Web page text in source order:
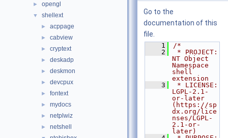
► opengl
▼ shellext
► acppage
► cabview
► cryptext
► deskadp
► deskmon
► devcpux
► fontext
► mydocs
► netplwiz
► netshell
Go to the
documentation of this
file.
    1
/*
    2
* PROJECT:
NT Object
Namespace
shell
extension
    3
* LICENSE:
LGPL-2.1-
or-later
(https://sp
dx.org/lice
nses/LGPL-
2.1-or-
later)